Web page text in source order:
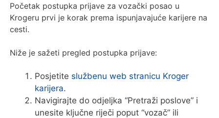
Početak postupka prijave za vozački posao u
Krogeru prvi je korak prema ispunjavajuće karijere na
cesti.
Niže je sažeti pregled postupka prijave:
Posjetite službenu web stranicu Kroger
karijera.
Navigirajte do odjeljka “Pretraži poslove” i
unesite ključne riječi poput “vozač” ili